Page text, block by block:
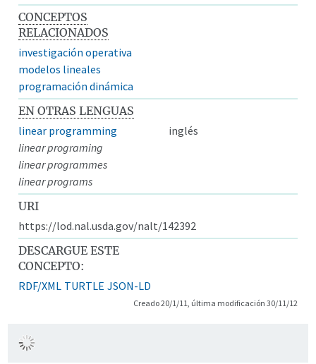
CONCEPTOS
RELACIONADOS
investigación operativa
modelos lineales
programación dinámica
EN OTRAS LENGUAS
linear programming
inglés
linear programing
linear programmes
linear programs
URI
https://lod.nal.usda.gov/nalt/142392
DESCARGUE ESTE
CONCEPTO:
RDF/XML TURTLE JSON-LD
Creado 20/1/11, última modificación 30/11/12